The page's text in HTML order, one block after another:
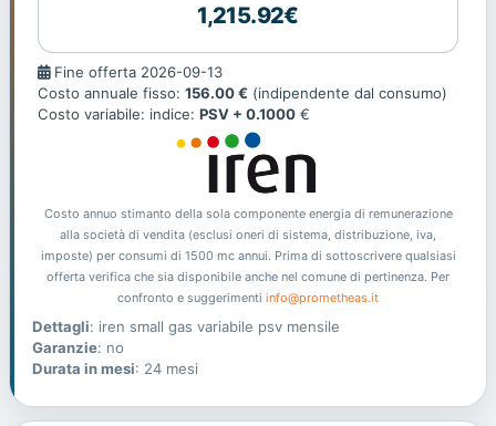
1,215.92€
Fine
offerta
Fine offerta 2026-09-13
Costo annuale fisso: 156.00 € (indipendente dal consumo)
Costo variabile: indice: PSV + 0.1000 €
Costo annuo stimanto della sola componente energia di remunerazione
alla società di vendita (esclusi oneri di sistema, distribuzione, iva,
imposte) per consumi di 1500 mc annui. Prima di sottoscrivere qualsiasi
offerta verifica che sia disponibile anche nel comune di pertinenza. Per
confronto e suggerimenti info@prometheas.it
Dettagli: iren small gas variabile psv mensile
Garanzie: no
Durata in mesi: 24 mesi